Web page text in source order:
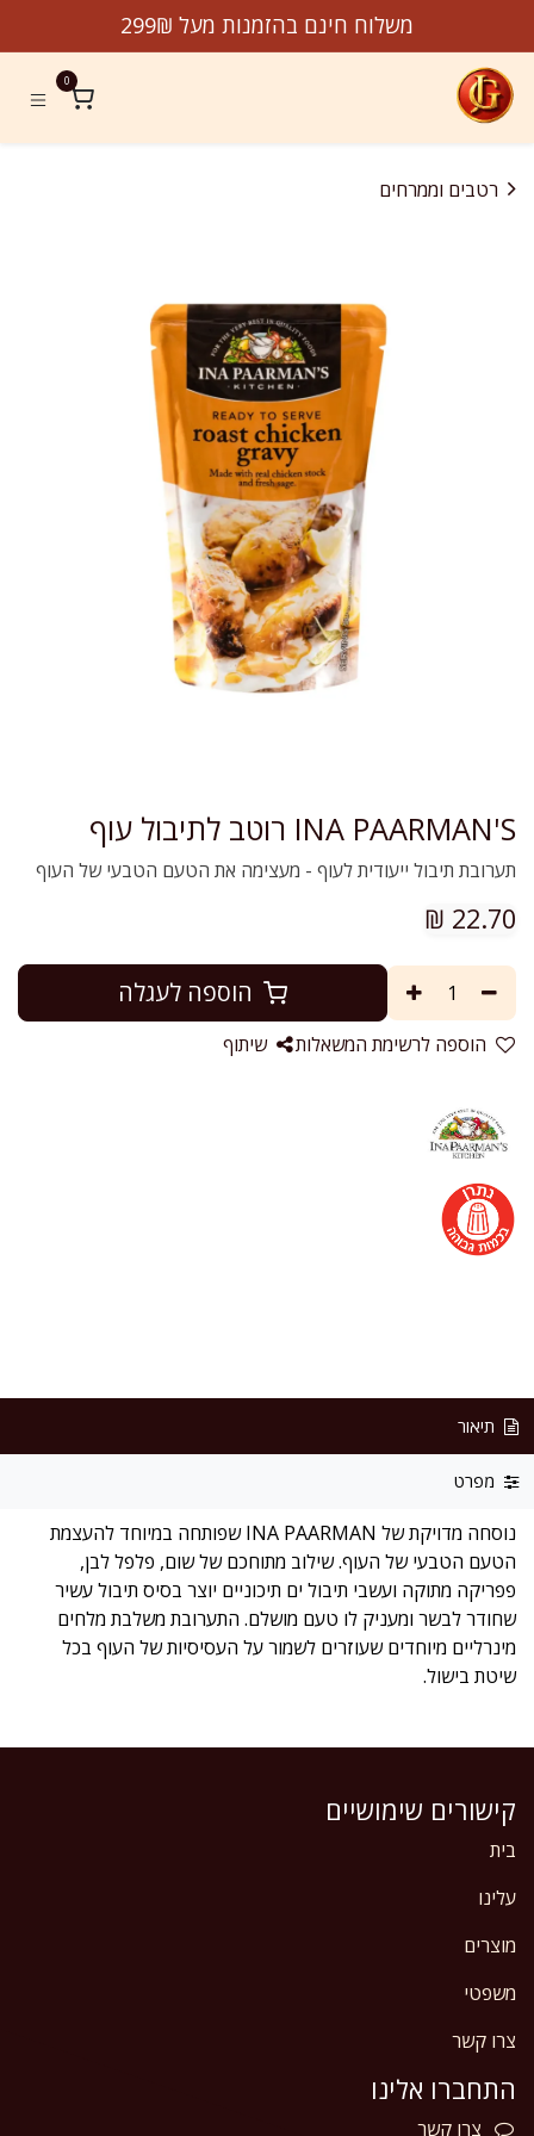
משלוח חינם בהזמנות מעל 299₪
0
רטבים וממרחים
INA PAARMAN'S רוטב לתיבול עוף
תערובת תיבול ייעודית לעוף - מעצימה את הטעם הטבעי של העוף
22.70
₪
הוספה לעגלה
הוספה לרשימת המשאלות שיתוף
תיאור
מפרט
נוסחה מדויקת של INA PAARMAN שפותחה במיוחד להעצמת
הטעם הטבעי של העוף. שילוב מתוחכם של שום, פלפל לבן,
פפריקה מתוקה ועשבי תיבול ים תיכוניים יוצר בסיס תיבול עשיר
שחודר לבשר ומעניק לו טעם מושלם. התערובת משלבת מלחים
מינרליים מיוחדים שעוזרים לשמור על העסיסיות של העוף בכל
שיטת בישול.
קישורים שימושיים
בית
עלינו
מוצרים
משפטי
צרו קשר
התחברו אלינו
צרו קשר